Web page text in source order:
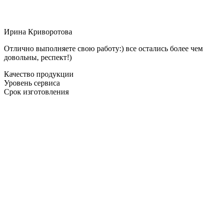
Ирина Криворотова
Отлично выполняете свою работу:) все остались более чем
довольны, респект!)
Качество продукции
Уровень сервиса
Срок изготовления